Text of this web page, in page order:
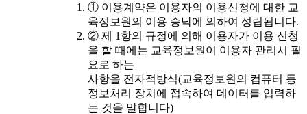
① 이용계약은 이용자의 이용신청에 대한 교
육정보원의 이용 승낙에 의하여 성립됩니다.
② 제 1항의 규정에 의해 이용자가 이용 신청
을 할 때에는 교육정보원이 이용자 관리시 필
요로 하는
사항을 전자적방식(교육정보원의 컴퓨터 등
정보처리 장치에 접속하여 데이터를 입력하
는 것을 말합니다)